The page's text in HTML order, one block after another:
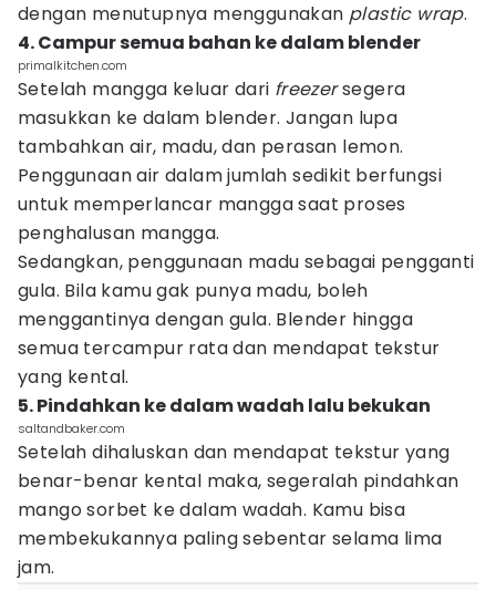
dengan menutupnya menggunakan plastic wrap.
4. Campur semua bahan ke dalam blender
primalkitchen.com
Setelah mangga keluar dari freezersegera
masukkan ke dalam blender. Jangan lupa
tambahkan air, madu, dan perasan lemon.
Penggunaan air dalam jumlah sedikit berfungsi
untuk memperlancar mangga saat proses
penghalusan mangga.
Sedangkan, penggunaan madu sebagai pengganti
gula. Bila kamu gak punya madu, boleh
menggantinya dengan gula. Blender hingga
semua tercampur rata dan mendapat tekstur
yang kental.
5. Pindahkan ke dalam wadah lalu bekukan
saltandbaker.com
Setelah dihaluskan dan mendapat tekstur yang
benar-benar kental maka, segeralah pindahkan
mango sorbet ke dalam wadah. Kamu bisa
membekukannya paling sebentar selama lima
jam.